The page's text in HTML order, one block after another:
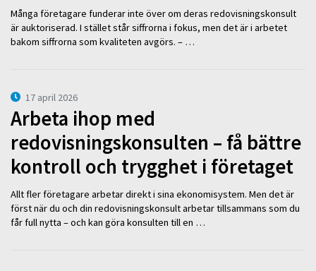
Många företagare funderar inte över om deras redovisningskonsult
är auktoriserad. I stället står siffrorna i fokus, men det är i arbetet
bakom siffrorna som kvaliteten avgörs. – …
17 april 2026
Arbeta ihop med
redovisningskonsulten – få bättre
kontroll och trygghet i företaget
Allt fler företagare arbetar direkt i sina ekonomisystem. Men det är
först när du och din redovisningskonsult arbetar tillsammans som du
får full nytta – och kan göra konsulten till en …